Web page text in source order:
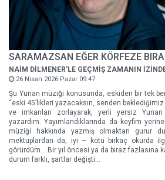
SARAMAZSAN EĞER KÖRFEZE
NAİM DİLMENER'LE GEÇMİŞ ZAMANIN
26 Nisan 2026 Pazar 09:47
Şu Yunan müziği konusunda, eskiden bir tek
“eski 45’likleri yazacaksın, senden beklediğimiz
ve imkanları zorlayarak, yerli yersiz Yunan
yazardım. Yayımlandıklarında da keyfim
müziği hakkında yazmış olmaktan gurur
mektuplardan da, iyi – kötü birkaç okurda
görürdüm... Bir yıl öncesi ya da biraz fazlasına
durum farklı, şartlar değişti...